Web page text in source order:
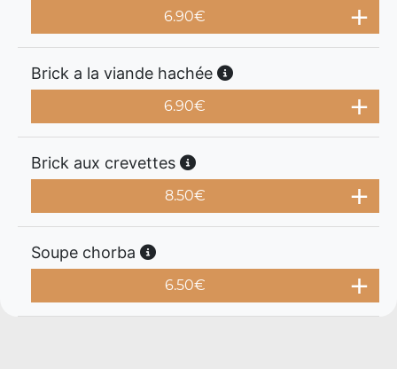
6.90€
Brick a la viande hachée
6.90€
Brick aux crevettes
8.50€
Soupe chorba
6.50€